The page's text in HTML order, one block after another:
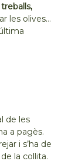
les olives…
de les
a pagès.
i s’ha de
la collita.